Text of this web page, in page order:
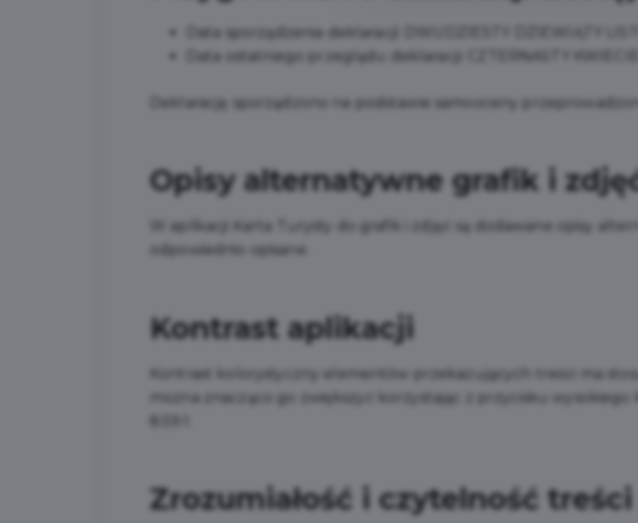
Data sporządzenia deklaracji:
Data ostatniego przeglądu deklaracji:
Deklarację sporządzono na podstawie samooceny
Opisy alternatywne grafik i
W aplikacji Karta Turysty do grafik i zdjęć są dodawane opisy
odpowiednio opisane.
Kontrast aplikacji
Kontrast kolorystyczny elementów przekazujących treści ma
można znacząco go zwiększyć korzystając z przycisku
Zrozumiałość i czytelność